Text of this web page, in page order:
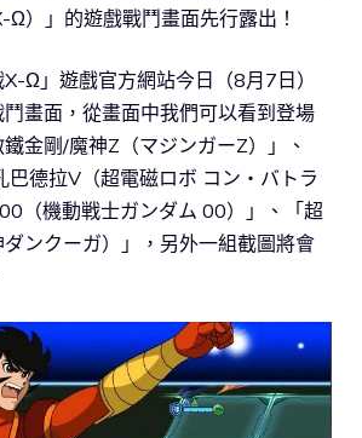
Ω）」的遊戲戰鬥畫面先行露出！
X-Ω」遊戲官方網站今日（8月7日）
畫面，從畫面中我們可以看到登場
金剛/魔神Z（マジンガーZ）」、
巴德拉V（超電磁ロボ コン・バトラ
（機動戦士ガンダム 00）」、「超
ンクーガ）」，另外一組截圖將會